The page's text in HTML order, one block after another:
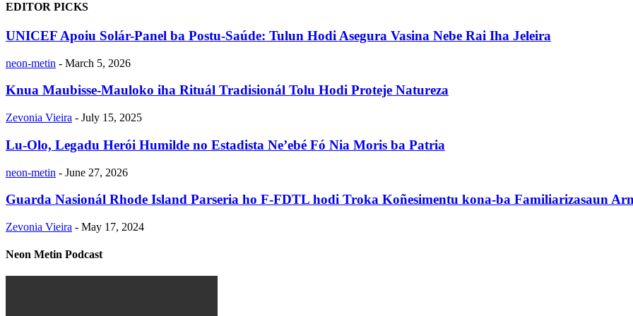
EDITOR PICKS
UNICEF Apoiu Solár-Panel ba Postu-Saúde: Tulun Hodi Asegura Vasina Nebe Rai Iha Jeleira
neon-metin - March 5, 2026
Knua Maubisse-Mauloko iha Rituál Tradisionál Tolu Hodi Proteje Natureza
Zevonia Vieira - July 15, 2025
Lu-Olo, Legadu Herói Humilde no Estadista Ne’ebé Fó Nia Moris ba Patria
neon-metin - June 27, 2026
Guarda Nasionál Rhode Island Parseria ho F-FDTL hodi Troka Koñesimentu kona-ba Familiarizasaun
Zevonia Vieira - May 17, 2024
Neon Metin Podcast